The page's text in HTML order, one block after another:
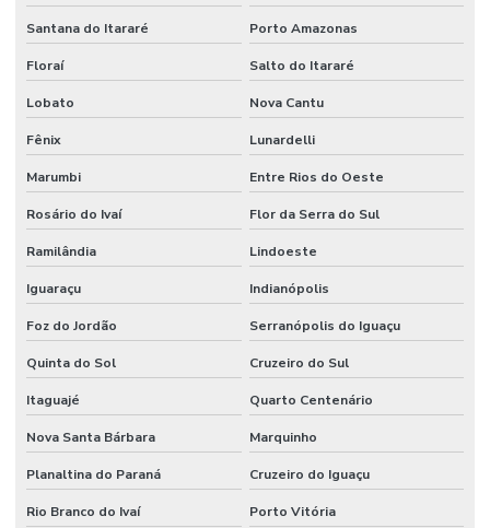
Santana do Itararé Porto Amazonas
Floraí Salto do Itararé
Lobato Nova Cantu
Fênix Lunardelli
Marumbi Entre Rios do Oeste
Rosário do Ivaí Flor da Serra do Sul
Ramilândia Lindoeste
Iguaraçu Indianópolis
Foz do Jordão Serranópolis do Iguaçu
Quinta do Sol Cruzeiro do Sul
Itaguajé Quarto Centenário
Nova Santa Bárbara Marquinho
Planaltina do Paraná Cruzeiro do Iguaçu
Rio Branco do Ivaí Porto Vitória